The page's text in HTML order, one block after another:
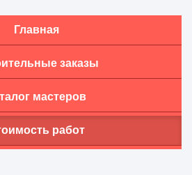
Главная
заказы
мастеров
работ